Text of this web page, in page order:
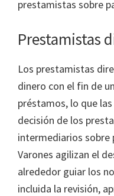
prestamistas sobre
Prestamistas
Los prestamistas
dinero con el fin de
préstamos, lo que
decisión de los
intermediarios sobre
Varones agilizan el
alrededor guiar los
incluida la revisión,